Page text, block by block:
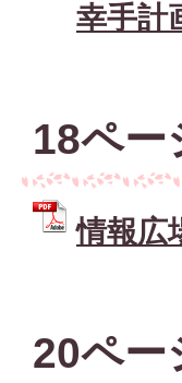
幸手計
18ペー
情報広
20ペー